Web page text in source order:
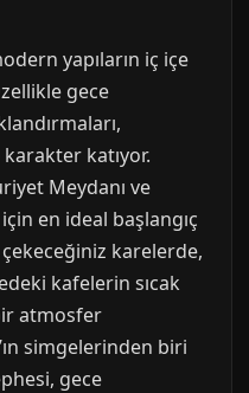
yapıların iç içe
gece
katıyor.
Meydanı ve
en ideal başlangıç
karelerde,
kafelerin sıcak
atmosfer
simgelerinden biri
gece